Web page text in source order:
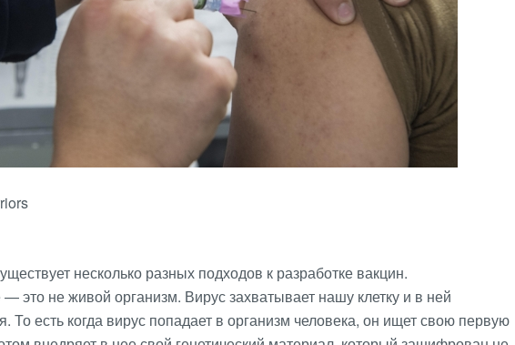
несколько разных подходов к разработке вакцин.
это не живой организм. Вирус захватывает нашу клетку и в ней
То есть когда вирус попадает в организм человека, он ищет свою первую